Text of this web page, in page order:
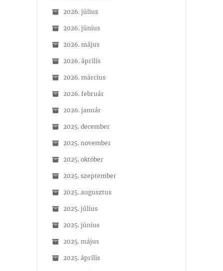
2026. július
2026. június
2026. május
2026. április
2026. március
2026. február
2026. január
2025. december
2025. november
2025. október
2025. szeptember
2025. augusztus
2025. július
2025. június
2025. május
2025. április